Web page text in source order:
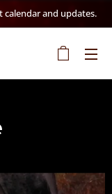
calendar and updates.